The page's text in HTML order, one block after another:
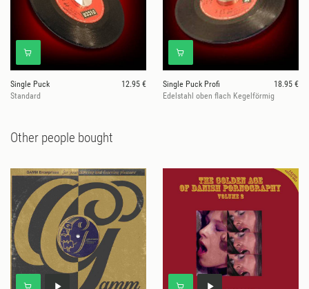
Single Puck
12.95 €
Standard
Single Puck Profi
18.95 €
Edelstahl oben flach Kegelförmig
Other people bought